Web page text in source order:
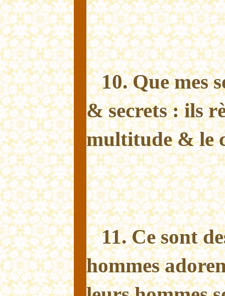
10. Que mes
& secrets : ils
multitude & le
11. Ce sont
hommes